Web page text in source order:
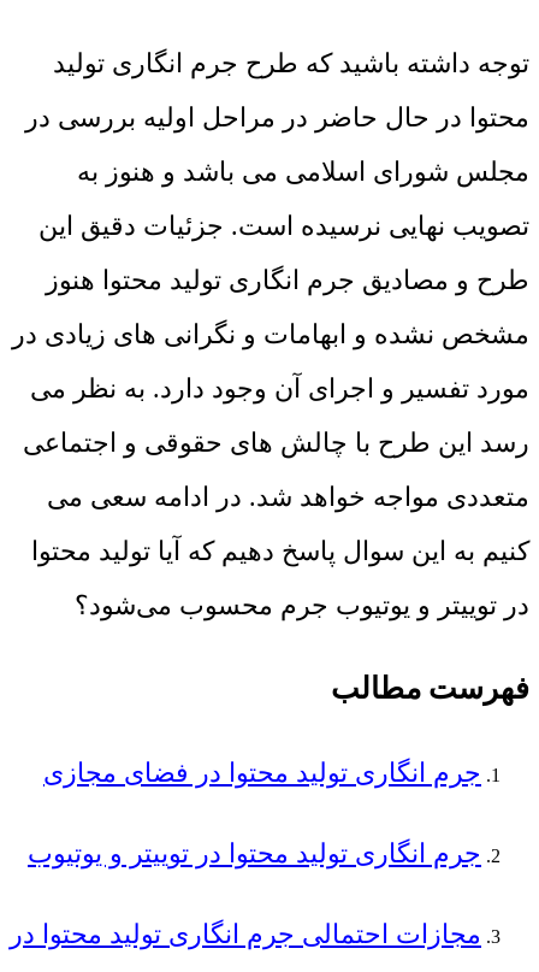
توجه داشته باشید که طرح جرم انگاری تولید
محتوا در حال حاضر در مراحل اولیه بررسی در
مجلس شورای اسلامی می باشد و هنوز به
تصویب نهایی نرسیده است. جزئیات دقیق این
طرح و مصادیق جرم انگاری تولید محتوا هنوز
مشخص نشده و ابهامات و نگرانی ‌های زیادی در
مورد تفسیر و اجرای آن وجود دارد. به نظر می
‌رسد این طرح با چالش ‌های حقوقی و اجتماعی
متعددی مواجه خواهد شد. در ادامه سعی می
کنیم به این سوال پاسخ دهیم که آیا تولید محتوا
در توییتر و یوتیوب جرم محسوب می‌شود؟
فهرست مطالب
جرم ‌انگاری تولید محتوا در فضای مجازی
جرم انگاری تولید محتوا در توییتر و یوتیوب
مجازات احتمالی جرم انگاری تولید محتوا در